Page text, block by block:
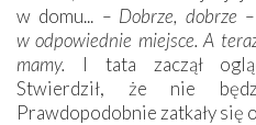
w domu... – Dobrze, dobrze –
w odpowiednie miejsce. A
mamy.
I tata zaczął
Stwierdził, że nie
Prawdopodobnie zatkały się